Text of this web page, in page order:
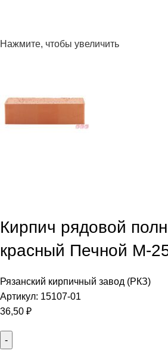
Нажмите, чтобы увеличить
Кирпич рядовой
красный Печной М-
Рязанский кирпичный завод (РКЗ)
Артикул: 15107-01
36,50 ₽